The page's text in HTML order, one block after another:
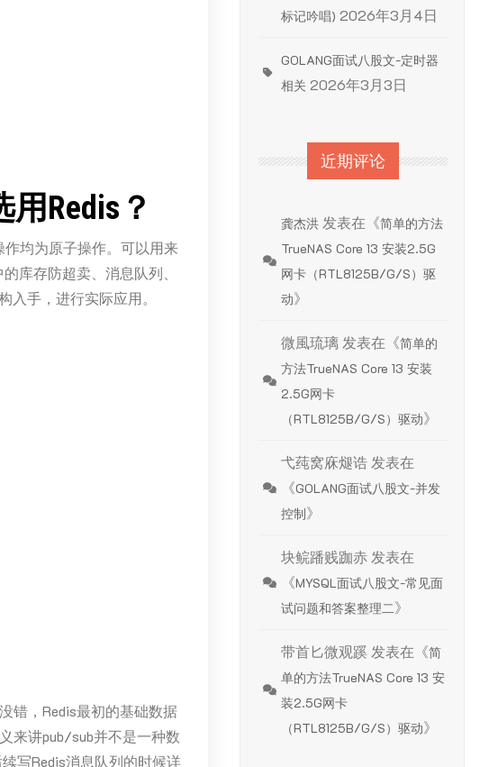
Redis？
均为原子操作。可以用来
库存防超卖、消息队列、
手，进行实际应用。
错，Redis最初的基础数据
来讲pub/sub并不是一种数
写Redis消息队列的时候详
标记吟唱) 2026年3月4日
GOLANG面试八股文-定时器
相关 2026年3月3日
近期评论
龚杰洪 发表在《简单的方法
TrueNAS Core 13 安装2.5G
网卡（RTL8125B/G/S）驱
动》
微風琉璃 发表在《简单的
方法TrueNAS Core 13 安装
2.5G网卡
（RTL8125B/G/S）驱动》
弋莼窝庥煺诰 发表在
《GOLANG面试八股文-并发
控制》
块鲩蹯贱跏赤 发表在
《MYSQL面试八股文-常见面
试问题和答案整理二》
带首匕微观蹊 发表在《简
单的方法TrueNAS Core 13 安
装2.5G网卡
（RTL8125B/G/S）驱动》